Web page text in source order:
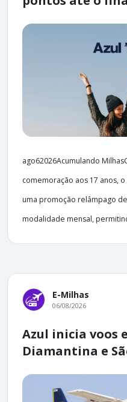
ago62026Acumulando
comemoração aos 17 anos,
uma promoção relâmpago
modalidade mensal,
E-Milhas
06/08/2026
Azul inicia voos
Diamantina e